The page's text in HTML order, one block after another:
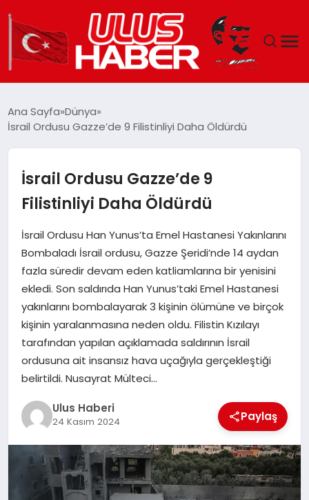
EKONOMI
SIYASET
MAGAZIN
Ana Sayfa Dünya
İsrail Ordusu Gazze’de 9 Filistinliyi Daha Öldürdü
İsrail Ordusu Gazze’de 9
Filistinliyi Daha Öldürdü
İsrail Ordusu Han Yunus’ta Emel Hastanesi Yakınlarını
Bombaladı İsrail ordusu, Gazze Şeridi’nde 14 aydan
fazla süredir devam eden katliamlarına bir yenisini
ekledi. Son saldırıda Han Yunus’taki Emel Hastanesi
yakınlarını bombalayarak 3 kişinin ölümüne ve birçok
kişinin yaralanmasına neden oldu. Filistin Kızılayı
tarafından yapılan açıklamada saldırının İsrail
ordusuna ait insansız hava uçağıyla gerçekleştiği
belirtildi. Nusayrat Mülteci…
Ulus Haberi
24 Kasım 2024 Paylaş